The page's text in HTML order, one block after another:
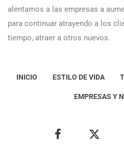
alentamos a las empresas a
para continuar atrayendo a los
tiempo, atraer a otros nuevos.
INICIO ESTILO DE VIDA
EMPRESAS Y